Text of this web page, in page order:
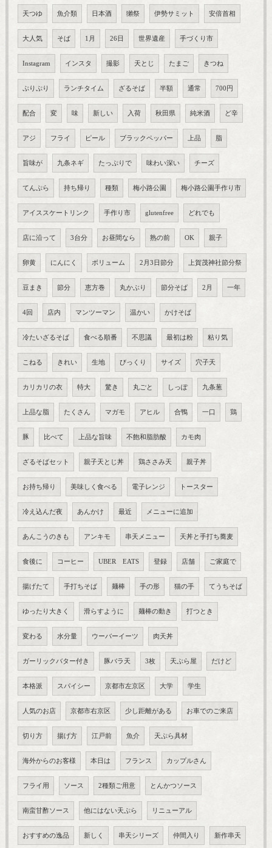
天つゆ 魚介類 日本酒 獺祭 伊勢サミット 安倍首相
大人気 そば 1月 26日 世界遺産 手づくり市
Instagram インスタ 撮影 天とじ たまご きつね
ぷりぷり ランチタイム ざるそば 半額 通常 700円
配合 変 味 新しい 入荷 秋田県 純米酒 ど辛
アジ フライ ピール ブラックペッパー 上品 脂
旨味が 九条ネギ たっぷりで 味わい深い チーズ
てんぷら 持ち帰り 種類 梅小路公園 梅小路公園手作り市
アイススケートリンク 手作り市 glutenfree どれでも
店に沿って 3台分 お昼間なら 熟の前 OK 親子
卵黄 にんにく ボリューム 2月3日節分 上賀茂神社節分祭
豆まき 節分 恵方巻 丸かぶり 節分そば 2月 一年
4回 店内 マンツーマン 温かい かけそば
冷たいざるそば 食べる順番 不思議 最初は粉 粘り気
こねる きれい 生地 びっくり サイズ 穴子天
カリカリの衣 特大 驚き 丸ごと しっぽ 九条葱
上品な脂 たくさん マガモ アヒル 合鴨 一口 鶏
豚 比べて 上品な旨味 不飽和脂肪酸 カモ肉
ざるそばセット 親子天とじ丼 鶏ささみ天 親子丼
お持ち帰り 美味しく食べる 電子レンジ トースター
冷え込んだ夜 あんかけ 最近 メニューに追加
あんこうのきも アンキモ 串天メニュー 天丼と手打ち蕎麦
食後に コーヒー UBER EATS 登録 店舗 ご家庭で
揚げたて 手打ちそば 麺棒 手の形 猫の手 てうちそば
ゆったり大きく 滑らすように 麺棒の動き 打つとき
変わる 水分量 ウーバーイーツ 肉天丼
ガーリックバター付き 豚バラ天 3枚 天ぷら屋 だけど
本格派 スパイシー 京都市左京区 大学 学生
人気のお店 京都市右京区 少し距離がある お車でのご来店
切り方 揚げ方 江戸前 魚介 天ぷら具材
海外からのお客様 本日は フランス カップルさん
フライ用 ソース 2種類ご用意 とんかつソース
南蛮甘酢ソース 他にはない天ぷら リニューアル
おすすめの逸品 新しく 串天シリーズ 仲間入り 新作串天